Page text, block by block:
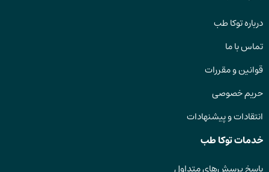
درباره توکا طب
تماس با ما
قوانین و مقررات
حریم خصوصی
انتقادات و پیشنهادات
خدمات توکا طب
پاسخ پرسش‌های متداول